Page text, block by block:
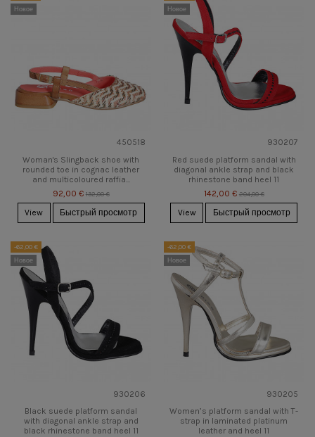
Новое
450518
Woman's Slingback shoe with
rounded toe in cognac leather
and multicoloured raffia...
92,00 € 132,00 €
View Быстрый просмотр
Новое
930207
Red suede platform sandal with
diagonal ankle strap and black
rhinestone band heel 11
142,00 € 204,00 €
View Быстрый просмотр
-62,00 €
Новое
930206
Black suede platform sandal
with diagonal ankle strap and
black rhinestone band heel 11
-62,00 €
Новое
930205
Women’s platform sandal with T-
strap in laminated platinum
leather and heel 11